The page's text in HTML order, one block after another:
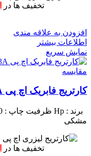
تخفیف ها در
افزودن به علاقه مندی
اطلاعات بیشتر
نمایش سریع
مقايسه
کارتریج فابریک اچ پی HP 13A
برند : Hp ظرفیت چاپ : 2000 برگ
مشکی
تخفیف ها در